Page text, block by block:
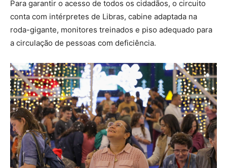
Para garantir o acesso de todos os cidadãos, o circuito
conta com intérpretes de Libras, cabine adaptada na
roda-gigante, monitores treinados e piso adequado para
a circulação de pessoas com deficiência.